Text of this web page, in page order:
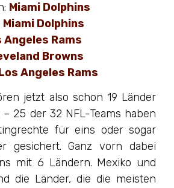
Miami Dolphins
Miami Dolphins
Angeles Rams
Browns
Angeles Rams
jetzt also schon 19 Länder
25 der 32 NFL-Teams haben
für eins oder sogar
gesichert. Ganz vorn dabei
mit 6 Ländern. Mexiko und
die Länder, die die meisten